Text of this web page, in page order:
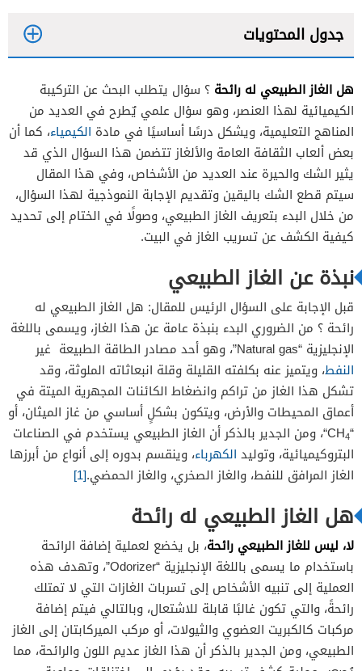
جدول المحتويات
هل الغاز الطبيعي له رائحة ؟ سؤال يتطلب البحث عن التركيبة
الكيميائية لهذا العنصر، وهو سؤال علمي يٌطرح في العديد من
المناهج التعليمية، ويشكل درسًا أساسيًا في مادة الكيمياء، كما أن
بعض ألعاب الثقافة العامة والألغاز تتضمن هذا السؤال الذي قد
يثير الشك والحيرة عند العديد من الأشخاص، وفي هذا المقال
سيتم قطع الشك باليقين وتقديم الإجابة النموذجية لهذا السؤال،
من خلال البدء بتعريف الغاز الطبيعي، وصولًا في الختام إلى تحديد
كيفية الكشف عن تسريب الغاز في البيت.
نبذة عن الغاز الطبيعي
قبل الإجابة على السؤال الرئيس للمقال: هل الغاز الطبيعي له
رائحة ؟ من الضروري البدء بنبذة عامة عن هذا الغاز، ويسمى باللغة
الإنجليزية “Natural gas”، وهو أحد مصادر الطاقة الطبيعة غير
النفط، ويتميز عنه بكلفته القليلة وقلة انبعاثاته الملوثة، وقد
تشكل هذا الغاز من تراكم وانضغاط الكائنات المجهرية الميتة في
أعماق المحيطات والأرض، ويتكون بشكلٍ أساسي من غاز الميثان، أو
“CH
4
“، ومن الجدير بالذكر أن الغاز الطبيعي يستخدم في الصناعات
البتروكيميائية، وتوليد الكهرباء، وينقسم بدوره إلى أنواع من أبرزها
الغاز المرافق للنفط، والغاز الصخري، والغاز الحمضي.[1]
هل الغاز الطبيعي له رائحة
لا، ليس للغاز الطبيعي رائحة، بل يخضع لعملية إضافة الرائحة
باستخدام ما يسمى باللغة الإنجليزية “Odorizer”، وتهدف هذه
العملية إلى تنبيه الأشخاص إلى تسربات الغازات التي لا تمتلك
رائحةً، والتي تكون غالبًا قابلة للاشتعال، وبالتالي فيتم إضافة
مركبات كالكبريت العضوي والثيولات، أو مركب الميركابتان إلى الغاز
الطبيعي، ومن الجدير بالذكر أن هذا الغاز عديم اللون والرائحة، مما